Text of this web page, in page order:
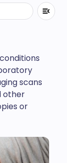
scans
other
or